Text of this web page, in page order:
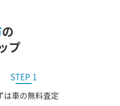
の
プ
STEP 1
は車の無料査定